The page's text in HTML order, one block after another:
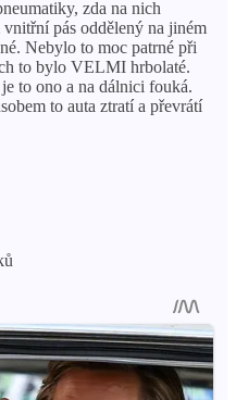
zda na nich
pás oddělený na jiném
Nebylo to moc patrné při
to bylo VELMI hrbolaté.
to ono a na dálnici fouká.
to auta ztratí a převrátí